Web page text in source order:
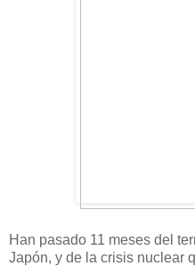
Han pasado 11 meses del
Japón, y de la crisis nuclear